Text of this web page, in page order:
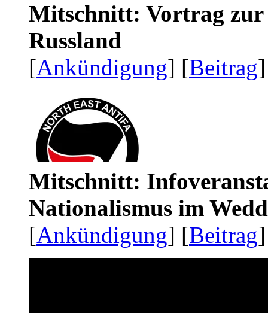
Mitschnitt: Vortrag zur
Russland
[Ankündigung] [Beitrag
Mitschnitt:
Nationalismus im
[Ankündigung] [Beitrag